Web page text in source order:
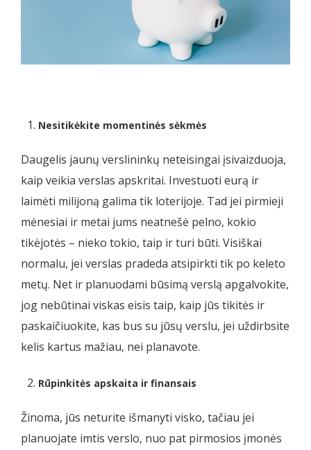
Nesitikėkite momentinės sėkmės
Daugelis jaunų verslininkų neteisingai įsivaizduoja,
kaip veikia verslas apskritai. Investuoti eurą ir
laimėti milijoną galima tik loterijoje. Tad jei pirmieji
mėnesiai ir metai jums neatnešė pelno, kokio
tikėjotės – nieko tokio, taip ir turi būti. Visiškai
normalu, jei verslas pradeda atsipirkti tik po keleto
metų. Net ir planuodami būsimą verslą apgalvokite,
jog nebūtinai viskas eisis taip, kaip jūs tikitės ir
paskaičiuokite, kas bus su jūsų verslu, jei uždirbsite
kelis kartus mažiau, nei planavote.
Rūpinkitės apskaita ir finansais
Žinoma, jūs neturite išmanyti visko, tačiau jei
planuojate imtis verslo, nuo pat pirmosios įmonės